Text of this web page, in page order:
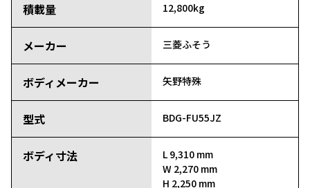
積載量 12,800kg
メーカー 三菱ふそう
ボディメーカー 矢野特殊
型式 BDG-FU55JZ
ボディ寸法
L 9,310 mm
W 2,270 mm
H 2,250 mm